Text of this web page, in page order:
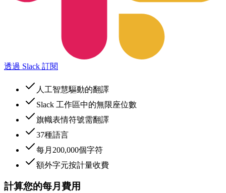
透過 Slack 訂閱
人工智慧驅動的翻譯
Slack 工作區中的無限座位數
旗幟表情符號需翻譯
37種語言
每月200,000個字符
額外字元按計量收費
計算您的每月費用